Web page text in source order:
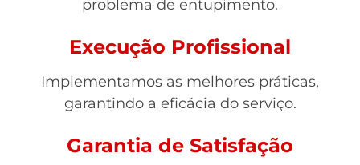
problema de entupimento.
Execução Profissional
Implementamos as melhores práticas,
garantindo a eficácia do serviço.
Garantia de Satisfação